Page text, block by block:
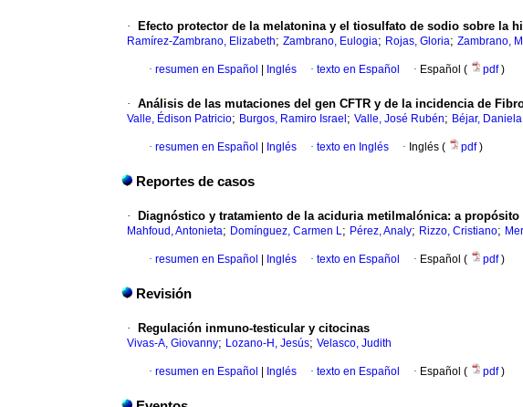
· Efecto protector de la melatonina y el tiosulfato de sodio sobre la
Ramírez-Zambrano, Elizabeth; Zambrano, Eulogia; Rojas, Gloria; Zambrano,
· resumen en Español Inglés · texto en Español · Español ( pdf)
· Análisis de las mutaciones del gen CFTR y de la incidencia de
Valle, Édison Patricio; Burgos, Ramiro Israel ; Valle, José Rubén; Béjar,
· resumen en Español Inglés · texto en Inglés · Inglés ( pdf)
Reportes de casos
· Diagnóstico y tratamiento de la aciduria metilmalónica: a propósito
Mahfoud, Antonieta; Domínguez, Carmen L; Pérez, Analy; Rizzo, Cristiano;
· resumen en Español Inglés · texto en Español · Español ( pdf)
Revisión
· Regulación inmuno-testicular y citocinas
Vivas-A, Giovanny; Lozano-H, Jesús; Velasco, Judith
· resumen en Español Inglés · texto en Español · Español ( pdf)